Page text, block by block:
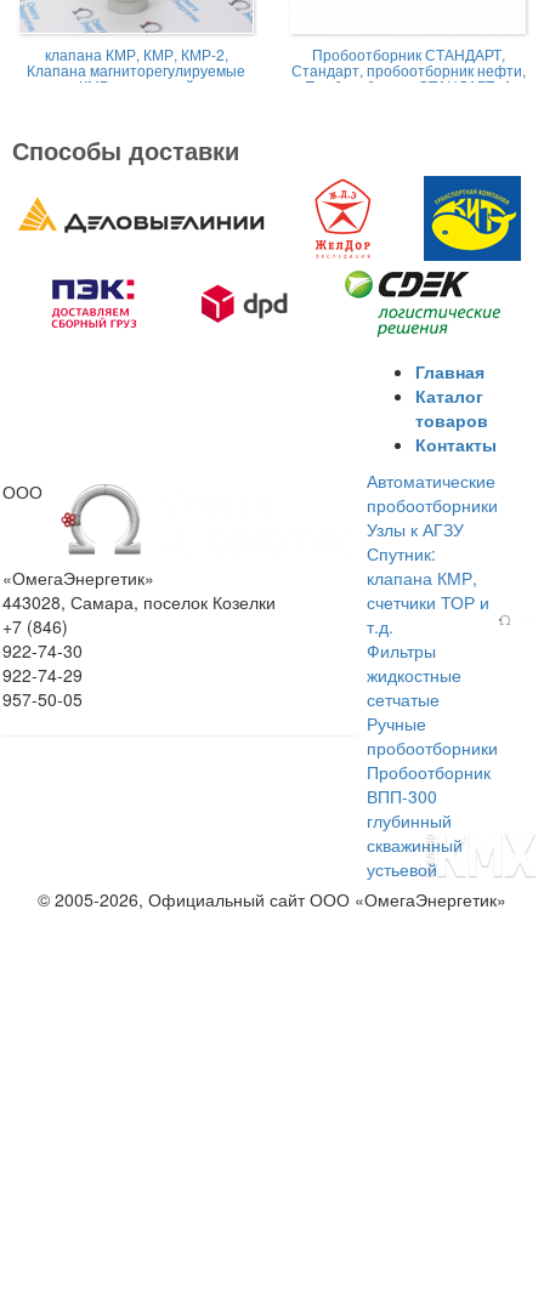
клапана КМР, КМР, КМР-2,
Клапана магниторегулируемые
КМР жидкостной
Пробоотборник СТАНДАРТ,
Стандарт, пробоотборник нефти,
Пробоотборник СТАНДАРТ -А
Способы доставки
ООО
«ОмегаЭнергетик»
443028, Самара, поселок Козелки
+7 (846)
922-74-30
922-74-29
957-50-05
Главная
Каталог
товаров
Контакты
Автоматические
пробоотборники
Узлы к АГЗУ
Спутник:
клапана КМР,
счетчики ТОР и
т.д.
Фильтры
жидкостные
сетчатые
Ручные
пробоотборники
Пробоотборник
ВПП-300
глубинный
скважинный
устьевой
© 2005-2026, Официальный сайт ООО «ОмегаЭнергетик»